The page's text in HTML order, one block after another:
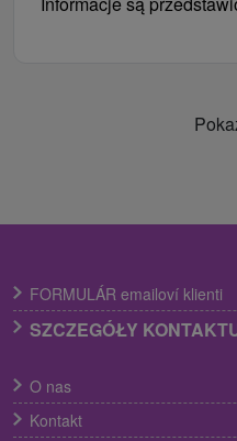
FORMULÁR emailoví klienti
SZCZEGÓŁY
O nas
Kontakt